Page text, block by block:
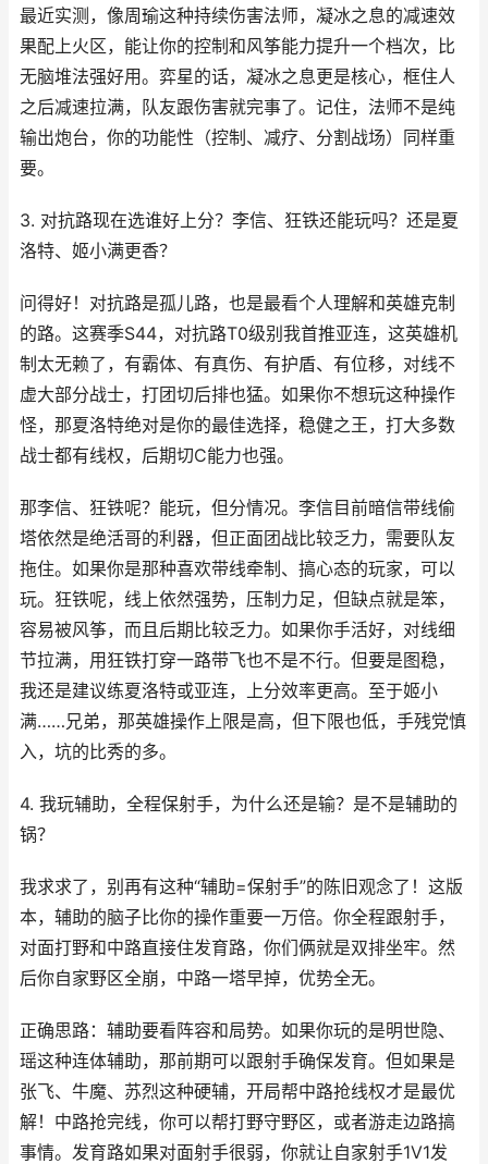
最近实测，像周瑜这种持续伤害法师，凝冰之息的减速效
果配上火区，能让你的控制和风筝能力提升一个档次，比
无脑堆法强好用。弈星的话，凝冰之息更是核心，框住人
之后减速拉满，队友跟伤害就完事了。记住，法师不是纯
输出炮台，你的功能性（控制、减疗、分割战场）同样重
要。
3. 对抗路现在选谁好上分？李信、狂铁还能玩吗？还是夏
洛特、姬小满更香？
问得好！对抗路是孤儿路，也是最看个人理解和英雄克制
的路。这赛季S44，对抗路T0级别我首推亚连，这英雄机
制太无赖了，有霸体、有真伤、有护盾、有位移，对线不
虚大部分战士，打团切后排也猛。如果你不想玩这种操作
怪，那夏洛特绝对是你的最佳选择，稳健之王，打大多数
战士都有线权，后期切C能力也强。
那李信、狂铁呢？能玩，但分情况。李信目前暗信带线偷
塔依然是绝活哥的利器，但正面团战比较乏力，需要队友
拖住。如果你是那种喜欢带线牵制、搞心态的玩家，可以
玩。狂铁呢，线上依然强势，压制力足，但缺点就是笨，
容易被风筝，而且后期比较乏力。如果你手活好，对线细
节拉满，用狂铁打穿一路带飞也不是不行。但要是图稳，
我还是建议练夏洛特或亚连，上分效率更高。至于姬小
满……兄弟，那英雄操作上限是高，但下限也低，手残党慎
入，坑的比秀的多。
4. 我玩辅助，全程保射手，为什么还是输？是不是辅助的
锅？
我求求了，别再有这种“辅助=保射手”的陈旧观念了！这版
本，辅助的脑子比你的操作重要一万倍。你全程跟射手，
对面打野和中路直接住发育路，你们俩就是双排坐牢。然
后你自家野区全崩，中路一塔早掉，优势全无。
正确思路：辅助要看阵容和局势。如果你玩的是明世隐、
瑶这种连体辅助，那前期可以跟射手确保发育。但如果是
张飞、牛魔、苏烈这种硬辅，开局帮中路抢线权才是最优
解！中路抢完线，你可以帮打野守野区，或者游走边路搞
事情。发育路如果对面射手很弱，你就让自家射手1V1发